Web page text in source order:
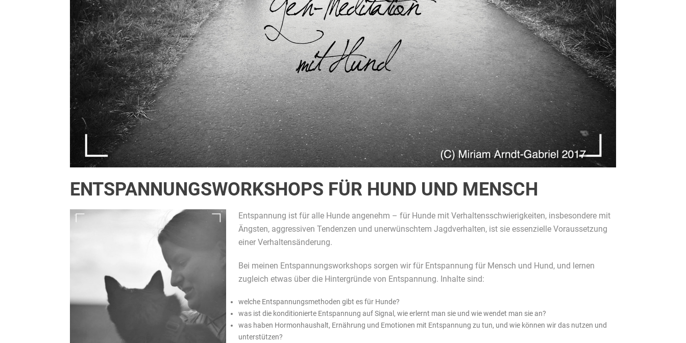
ENTSPANNUNGSWORKSHOPS FÜR HUND UND MENSCH
Entspannung ist für alle Hunde angenehm – für Hunde mit Verhaltensschwierigkeiten, insbesondere mit
Ängsten, aggressiven Tendenzen und unerwünschtem Jagdverhalten, ist sie essenzielle Voraussetzung
einer Verhaltensänderung.
Bei meinen Entspannungsworkshops sorgen wir für Entspannung für Mensch und Hund, und lernen
zugleich etwas über die Hintergründe von Entspannung. Inhalte sind:
welche Entspannungsmethoden gibt es für Hunde?
was ist die konditionierte Entspannung auf Signal, wie erlernt man sie und wie wendet man sie an?
was haben Hormonhaushalt, Ernährung und Emotionen mit Entspannung zu tun, und wie können wir das nutzen und
unterstützen?